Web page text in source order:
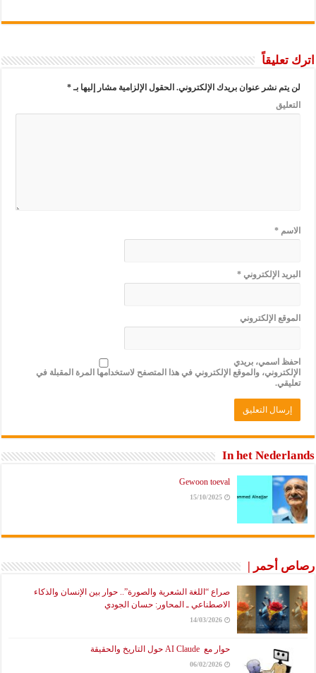
اترك تعليقاً
لن يتم نشر عنوان بريدك الإلكتروني. الحقول الإلزامية مشار إليها بـ*
التعليق
الاسم*
البريد الإلكتروني*
الموقع الإلكتروني
احفظ اسمي، بريدي
الإلكتروني، والموقع الإلكتروني في هذا المتصفح لاستخدامها المرة المقبلة في
تعليقي.
In het Nederlands
Gewoon toeval
15/10/2025
رصاص أحمر |
صراع “اللغة الشعرية والصورة”.. حوار بين الإنسان والذكاء
الاصطناعي ـ المحاور: حسان الجودي
14/03/2026
حوار مع AI Claude حول التاريخ والحقيقة
06/02/2026